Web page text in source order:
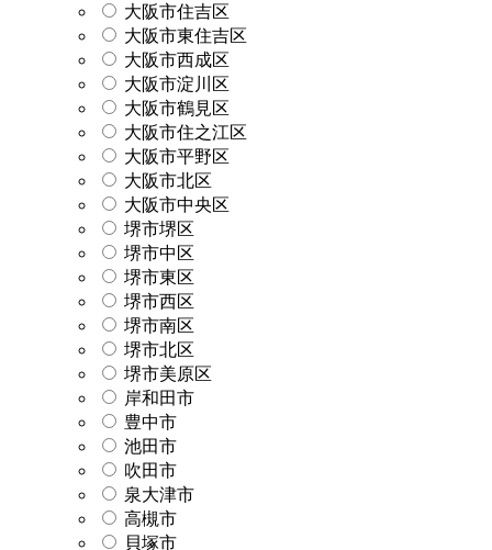
大阪市住吉区
大阪市東住吉区
大阪市西成区
大阪市淀川区
大阪市鶴見区
大阪市住之江区
大阪市平野区
大阪市北区
大阪市中央区
堺市堺区
堺市中区
堺市東区
堺市西区
堺市南区
堺市北区
堺市美原区
岸和田市
豊中市
池田市
吹田市
泉大津市
高槻市
貝塚市